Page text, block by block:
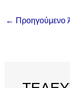
← Προηγούμενο